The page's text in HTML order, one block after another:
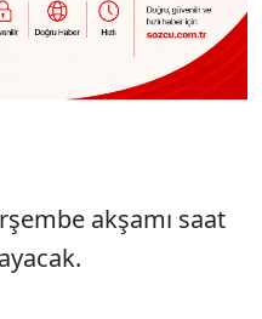
akşamı saat